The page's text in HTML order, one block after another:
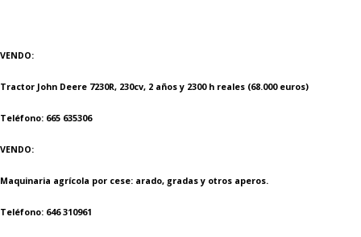
VENDO:
Tractor John Deere 7230R, 230cv, 2 años y 2300 h reales (68.000 euros)
Teléfono: 665 635306
VENDO:
Maquinaria agrícola por cese: arado, gradas y otros aperos.
Teléfono: 646 310961